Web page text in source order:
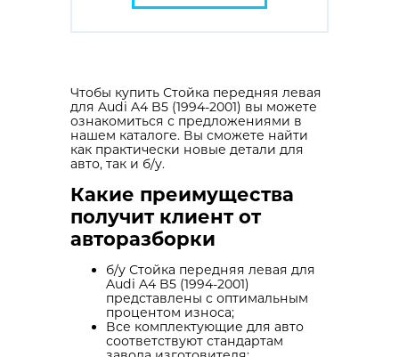
Чтобы купить Стойка передняя левая
для Audi A4 B5 (1994-2001) вы можете
ознакомиться с предложениями в
нашем каталоге. Вы сможете найти
как практически новые детали для
авто, так и б/у.
Какие преимущества
получит клиент от
авторазборки
б/у Стойка передняя левая для
Audi A4 B5 (1994-2001)
представлены с оптимальным
процентом износа;
Все комплектующие для авто
соответствуют стандартам